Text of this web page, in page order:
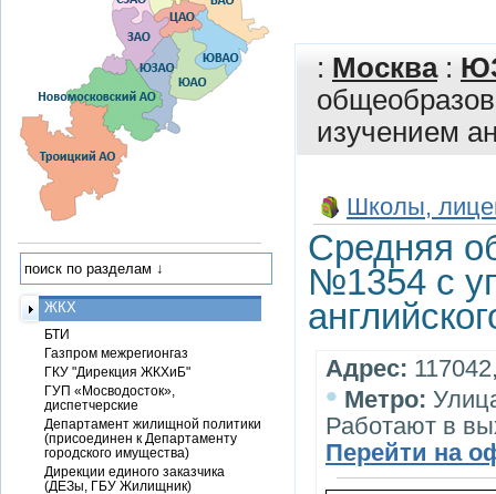
: Москва:
изучением
Школы,
Средняя
№1354 с
Адрес:
• Метро:
Работают в
Перейти на
ЖКХ
БТИ
Газпром межрегионгаз
ГКУ "Дирекция ЖКХиБ"
ГУП «Мосводосток»,
диспетчерские
Департамент жилищной политики
(присоединен к Департаменту
городского имущества)
Дирекции единого заказчика
(ДЕЗы, ГБУ Жилищник)